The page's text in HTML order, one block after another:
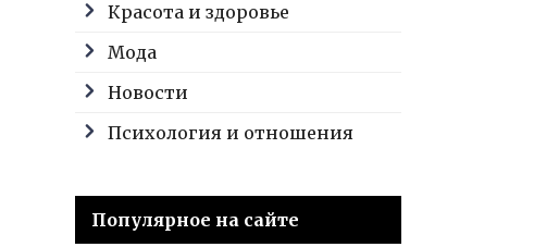
Красота и здоровье
Мода
Новости
Психология и отношения
Популярное на сайте